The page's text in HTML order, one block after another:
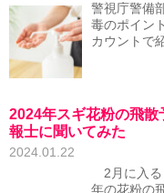
警視庁警備
毒のポイン
カウントで
2024年スギ花粉の飛
報士に聞いてみた
2024.01.22
2月に入る
年の花粉の